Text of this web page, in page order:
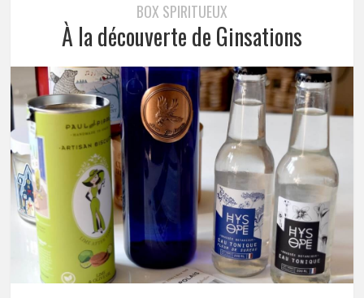
BOX SPIRITUEUX
À la découverte de Ginsations